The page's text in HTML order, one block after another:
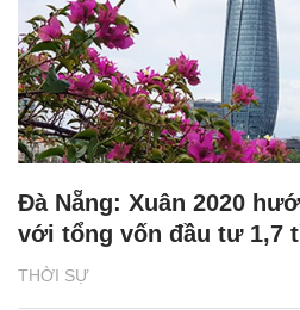
THỜI SỰ
Đà Nẵng: Xuân 2020
với tổng vốn đầu tư 1,7